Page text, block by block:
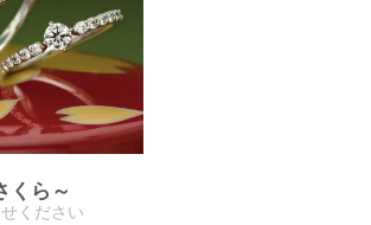
くら～
ください